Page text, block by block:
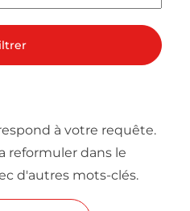
à votre requête.
reformuler dans le
d'autres mots-clés.